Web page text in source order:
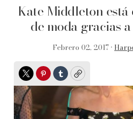
Kate Middleton
de moda gracias
Febrero 02, 2017 •
TwitterPinterest
TumblrCopy